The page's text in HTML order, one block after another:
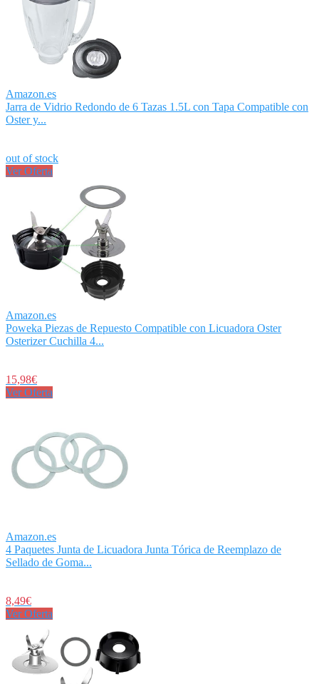
Amazon.es
Jarra de Vidrio Redondo de 6 Tazas 1.5L con Tapa Compatible con
Oster y...
out of stock
Ver Oferta
Amazon.es
Poweka Piezas de Repuesto Compatible con Licuadora Oster
Osterizer Cuchilla 4...
15,98€
Ver Oferta
Amazon.es
4 Paquetes Junta de Licuadora Junta Tórica de Reemplazo de
Sellado de Goma...
8,49€
Ver Oferta